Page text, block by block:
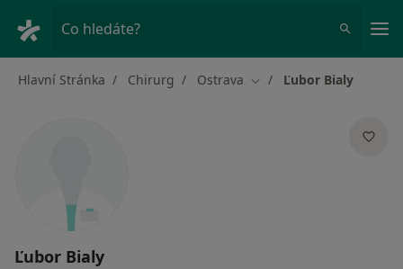
Co hledáte?
Hlavní Stránka Chirurg Ostrava Změna města
Ľubor Bialy
Ľubor Bialy